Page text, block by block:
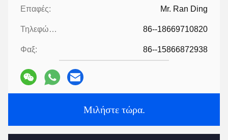
Επαφές: Mr. Ran Ding
Τηλεφώνημα: 86--18669710820
Φαξ: 86--15866872938
Μιλήστε τώρα.